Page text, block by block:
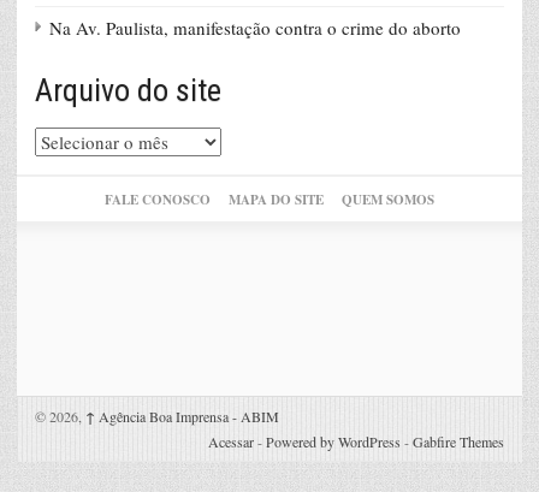
Na Av. Paulista, manifestação contra o crime do aborto
Arquivo do site
Arquivo
do
FALE CONOSCO MAPA DO SITE QUEM SOMOS
© 2026, ↑ Agência Boa Imprensa - ABIM
Acessar-Powered by WordPress -Gabfire Themes